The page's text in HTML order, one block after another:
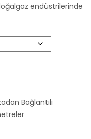
endüstrilerinde
Bağlantılı